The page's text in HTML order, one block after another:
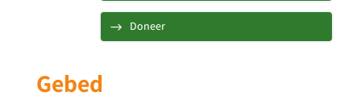
Doneer
Gebed